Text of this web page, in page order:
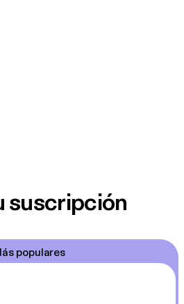
suscripción
populares